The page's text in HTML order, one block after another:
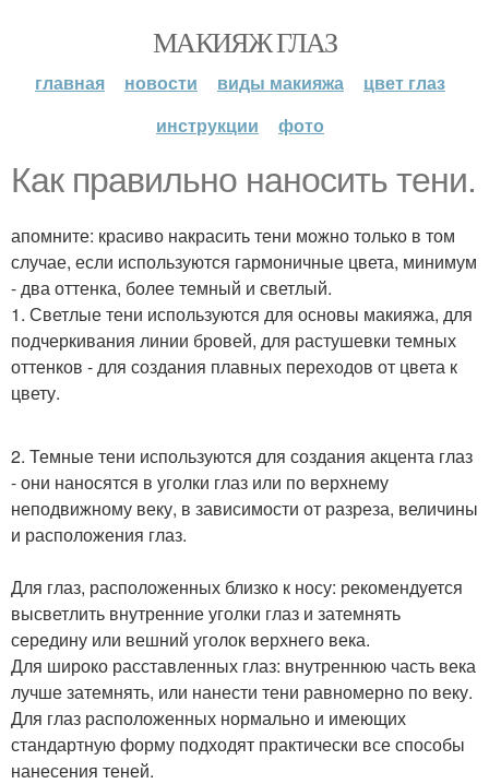
МАКИЯЖ ГЛАЗ
главная новости виды макияжа
цвет глаз
инструкции
фото
Как правильно наносить тени.
апомните: красиво накрасить тени можно только в том
случае, если используются гармоничные цвета, минимум
- два оттенка, более темный и светлый.
1. Светлые тени используются для основы макияжа, для
подчеркивания линии бровей, для растушевки темных
оттенков - для создания плавных переходов от цвета к
цвету.
2. Темные тени используются для создания акцента глаз
- они наносятся в уголки глаз или по верхнему
неподвижному веку, в зависимости от разреза, величины
и расположения глаз.
Для глаз, расположенных близко к носу: рекомендуется
высветлить внутренние уголки глаз и затемнять
середину или вешний уголок верхнего века.
Для широко расставленных глаз: внутреннюю часть века
лучше затемнять, или нанести тени равномерно по веку.
Для глаз расположенных нормально и имеющих
стандартную форму подходят практически все способы
нанесения теней.